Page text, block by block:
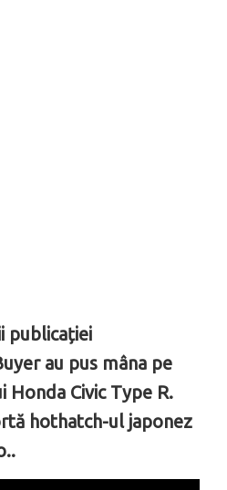
publicației
au pus mâna pe
Honda Civic Type R.
hothatch-ul japonez